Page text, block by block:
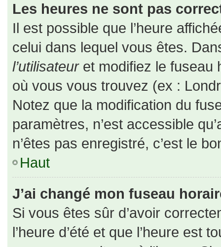
Les heures ne sont pas
Il est possible que l’heure
celui dans lequel vous êtes.
l’utilisateuret modifiez le fuseau
où vous vous trouvez (ex :
Notez que la modification du
paramètres, n’est accessible
n’êtes pas enregistré, c’est le
Haut
J’ai changé mon fuseau
Si vous êtes sûr d’avoir
l’heure d’été et que l’heure est